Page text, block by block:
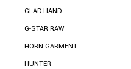
GLAD HAND
G-STAR RAW
HORN GARMENT
HUNTER